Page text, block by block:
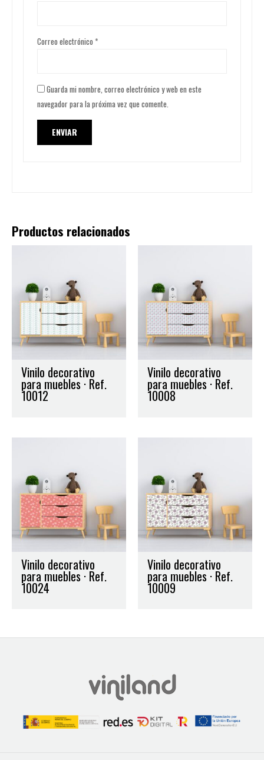
Correo electrónico *
Guarda mi nombre, correo electrónico y web en este
navegador para la próxima vez que comente.
Productos relacionados
Vinilo decorativo
para muebles · Ref.
10012
Vinilo decorativo
para muebles · Ref.
10008
Vinilo decorativo
para muebles · Ref.
10024
Vinilo decorativo
para muebles · Ref.
10009